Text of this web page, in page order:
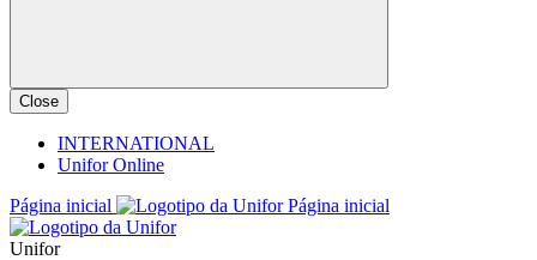
Close
INTERNATIONAL
Unifor Online
Página inicial
Página inicial
Unifor